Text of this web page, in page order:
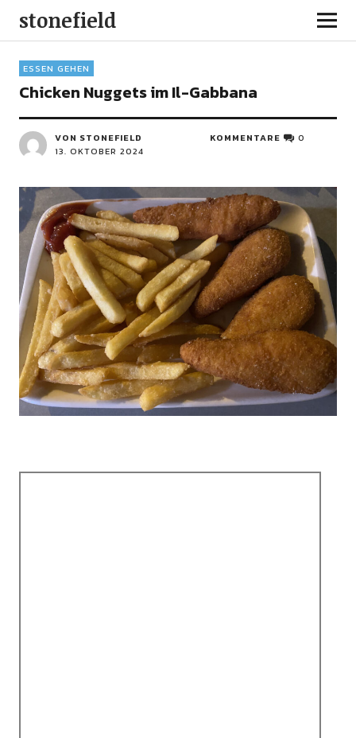
stonefield
ESSEN GEHEN
Chicken Nuggets im Il-Gabbana
VON STONEFIELD
13. OKTOBER 2024
KOMMENTARE 0